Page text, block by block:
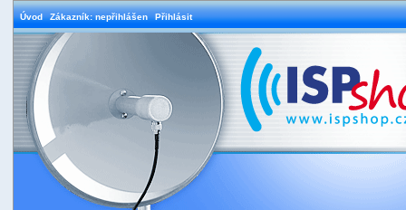
Úvod Zákazník: nepřihlášen Přihlásit